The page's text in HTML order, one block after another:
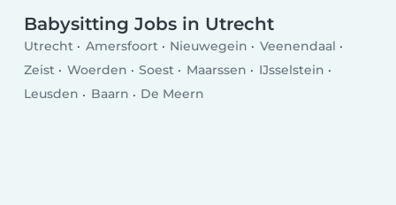
Babysitting Jobs in Utrecht
Utrecht Amersfoort Nieuwegein
Veenendaal
Zeist
Woerden Soest Maarssen
IJsselstein
Leusden
Baarn De Meern